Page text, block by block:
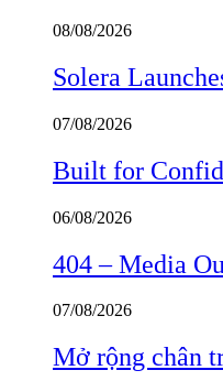
08/08/2026
Solera
07/08/2026
Built for
06/08/2026
404 – Media
07/08/2026
Mở rộng chân